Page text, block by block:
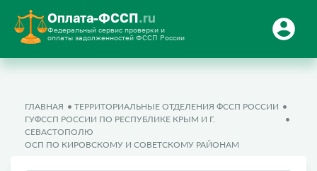
Оплата-ФССП.ru
Федеральный сервис проверки и
оплаты задолженностей ФССП России
ГЛАВНАЯ
ТЕРРИТОРИАЛЬНЫЕ ОТДЕЛЕНИЯ ФССП РОССИИ
ГУФССП РОССИИ ПО РЕСПУБЛИКЕ КРЫМ И Г.
СЕВАСТОПОЛЮ
ОСП ПО КИРОВСКОМУ И СОВЕТСКОМУ РАЙОНАМ